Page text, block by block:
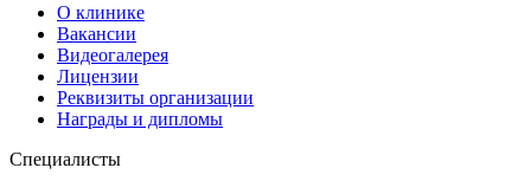
О клинике
Вакансии
Видеогалерея
Лицензии
Реквизиты организации
Награды и дипломы
Специалисты